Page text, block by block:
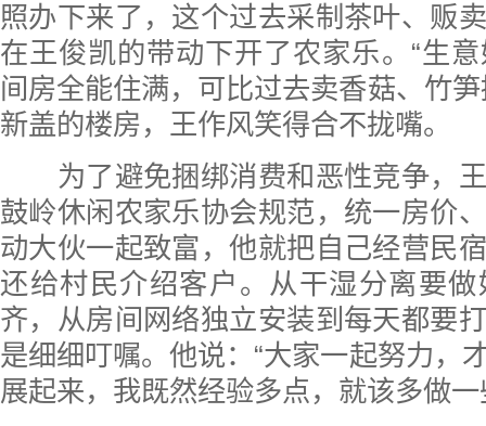
照办下来了，这个过去采制茶叶、贩
在王俊凯的带动下开了农家乐。“生
间房全能住满，可比过去卖香菇、竹
新盖的楼房，王作风笑得合不拢嘴。
为了避免捆绑消费和恶性竞争，王
鼓岭休闲农家乐协会规范，统一房价
动大伙一起致富，他就把自己经营民
还给村民介绍客户。从干湿分离要
齐，从房间网络独立安装到每天都要
是细细叮嘱。他说：“大家一起努力，
展起来，我既然经验多点，就该多做一